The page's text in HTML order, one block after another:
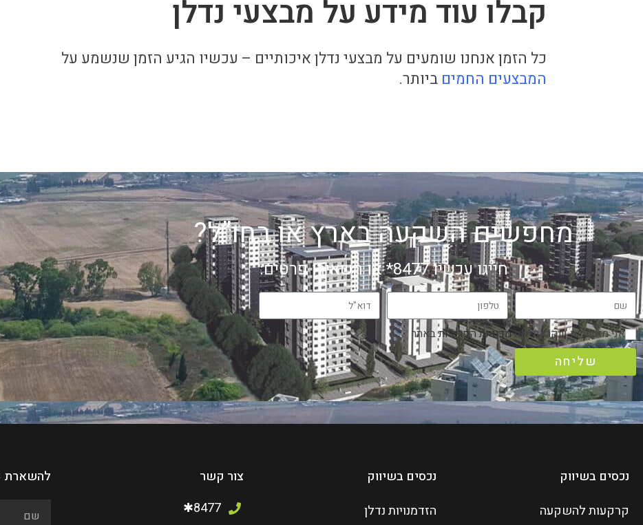
קבלו עוד מידע על מבצעי נדלן
כל הזמן אנחנו שומעים על מבצעי נדלן איכותיים – עכשיו הגיע הזמן שנשמע על
המבצעים החמים ביותר.
מחפשים השקעה בארץ או בחו”ל?
חייגו עכשיו 8477* או השאירו פרטים:
אני מאשר/ת שקראתי אתמדיניות הפרטיותבאתר
שליחה
נכסים בשיווק
קרקעות להשקעה
נכסים בשיווק
הזדמנויות נדלן
צור קשר
8477✱
להשארת